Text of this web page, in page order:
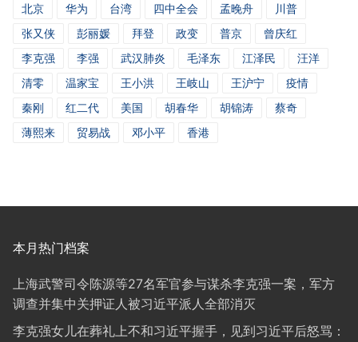
北京
华为 台湾 四中全会 孟晚舟
川普
张又侠
彭丽媛 拜登 政变 普京
曾庆红
李克强
李强 武汉肺炎 毛泽东 江泽民
汪洋
清零
温家宝 王小洪 王岐山 王沪宁
疫情
秦刚
红二代 美国 胡春华 胡锦涛
蔡奇
薄熙来
贸易战 邓小平 香港
本月热门档案
上海武警司令陈源等27名军官参与谋杀李克强一案，军方
调查并集中关押证人被习近平派人全部消灭
李克强女儿在葬礼上不和习近平握手，见到习近平后怒骂：